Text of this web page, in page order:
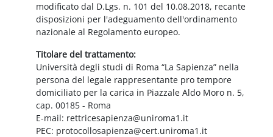
modificato dal D.Lgs. n. 101 del 10.08.2018, recante
disposizioni per l'adeguamento dell'ordinamento
nazionale al Regolamento europeo.
Titolare del trattamento:
Università degli studi di Roma “La Sapienza” nella
persona del legale rappresentante pro tempore
domiciliato per la carica in Piazzale Aldo Moro n. 5,
cap. 00185 - Roma
E-mail: rettricesapienza@uniroma1.it
PEC: protocollosapienza@cert.uniroma1.it